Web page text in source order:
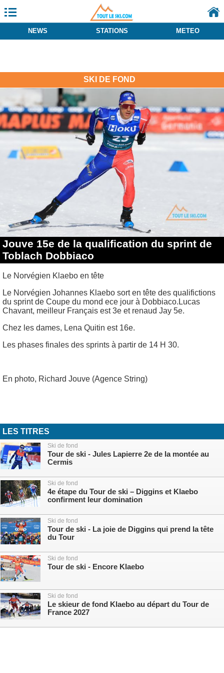
NEWS STATIONS METEO
SKI DE FOND
Jouve 15e de la qualification du sprint de
Toblach Dobbiaco
Le Norvégien Klaebo en tête
Le Norvégien Johannes Klaebo sort en tête des qualifictions
du sprint de Coupe du mond ece jour à Dobbiaco.Lucas
Chavant, meilleur Français est 3e et renaud Jay 5e.
Chez les dames, Lena Quitin est 16e.
Les phases finales des sprints à partir de 14 H 30.
En photo, Richard Jouve (Agence String)
LES TITRES
Ski de fond
Tour de ski - Jules Lapierre 2e de la montée au
Cermis
Ski de fond
4e étape du Tour de ski – Diggins et Klaebo
confirment leur domination
Ski de fond
Tour de ski - La joie de Diggins qui prend la tête
du Tour
Ski de fond
Tour de ski - Encore Klaebo
Ski de fond
Le skieur de fond Klaebo au départ du Tour de
France 2027